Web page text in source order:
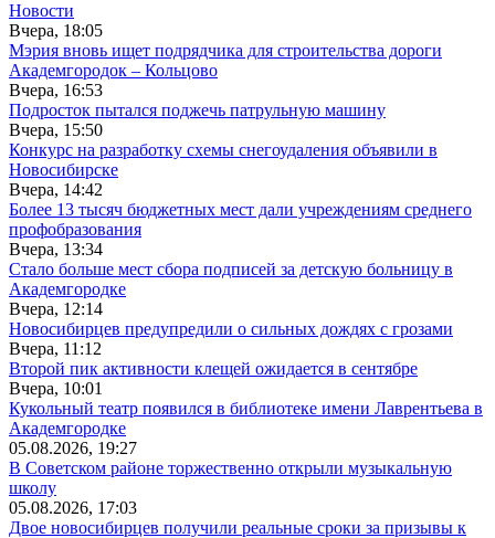
Новости
Вчера, 18:05
Мэрия вновь ищет подрядчика для строительства дороги
Академгородок – Кольцово
Вчера, 16:53
Подросток пытался поджечь патрульную машину
Вчера, 15:50
Конкурс на разработку схемы снегоудаления объявили в
Новосибирске
Вчера, 14:42
Более 13 тысяч бюджетных мест дали учреждениям среднего
профобразования
Вчера, 13:34
Стало больше мест сбора подписей за детскую больницу в
Академгородке
Вчера, 12:14
Новосибирцев предупредили о сильных дождях с грозами
Вчера, 11:12
Второй пик активности клещей ожидается в сентябре
Вчера, 10:01
Кукольный театр появился в библиотеке имени Лаврентьева в
Академгородке
05.08.2026, 19:27
В Советском районе торжественно открыли музыкальную
школу
05.08.2026, 17:03
Двое новосибирцев получили реальные сроки за призывы к